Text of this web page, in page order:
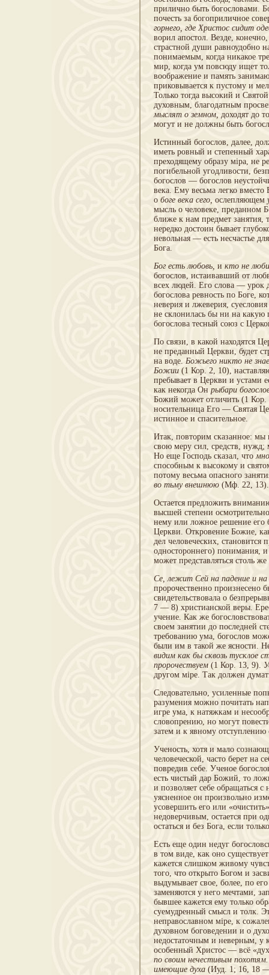
прилично быть бого­словами.
почесть за богоприличное
горнего, где Христос сидит
ворил апостол. Везде,
страстной души равноудобно
понимаемым, когда никакое
мир, когда ум повсюду ищет
воображение и память
приковывается к пустому и
Только тогда высокий и
ду­ховным, благодатным
мыслят о земном, до­ходят до
могут и не должны быть
Истинный богослов, далее,
иметь ровный и степенный
преходящему образу мipa, не
погибельной угодливости,
бого­слов — богослов
века. Ему весьма легко
о боге века сего, ослепляющем
мысль о человеке, преданном
ближе к нам предмет
нередко достоин бывает
невольная — есть несчастье
Бога.
Бог есть любовь, и кто не
богослов, ис­таивавший от
всех людей. Его слова — урок
богослова ревность по Боге,
не­верия и лжеверия,
не склонилась бы ни на какую
богослова тесный союз с
По связи, в какой находятся
не предан­ный Церкви, будет
на воде. Божьего никто не зна­
Божии (1 Кор. 2, 10),
пребы­вает в Церкви и устами
как некогда Он рыбари
Божий может отличить (1
носительница Его — Святая
истинное и спасительное.
Итак, повторим сказанное: мы
свою меру сил, средств, нужд;
Но еще Господь сказал, что
способным к высокому и
потому весьма опасного
во тьму внешнюю (Мф. 22, 13).
Остается предложить
высшей степени
нему или ложное реше­ние его
Церкви. Откровение Божие,
дел человеческих, становится
од­ностороннего) понимания,
может представ­ляться столь
Се, лежит Сей на падение и на
пророчественно произ­несено
свидетельствовала о
7 — 8) христианской веры.
учение. Как же
своем занятии до последней
требованию ума, богослов
были им в такой же ясности.
видим как бы сквозь тус­клое
пророчествуем (1 Кор. 13, 9).
другом мipe. Так должен
Следовательно, усиленные
разу­мения можно почитать
игре ума, к натяжкам и
словопрению, но могут
затем и к явному отступлению
Ученость, хотя и мало
человеческой, час­то берет на
повредив себе. Ученое
есть чистый дар Божий, то
и позволяет себе обращаться
уясненное он произвольно
усовершить его или
недоверчивым, остается при
остаться и без Бога, если
Есть еще один недуг
в том ви­де, как оно
кажется слишком живому
того, что открыто Богом и
выдумывает свое, более, по
заменяются у не­го мечтами,
бывшее кажется ему только
суемудренный смысл и толк.
неправослав­ном мipe, к
духовном боговедении и о
недостаточным и неверным, у
особен­ный Христос — всё
по своим нечести­вым
имеющие духа (Иуд. 1; 16, 18 —